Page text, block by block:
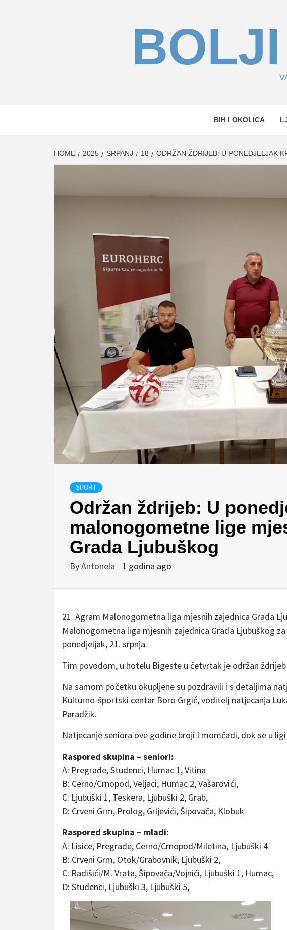
BIH I OKOLICA
HOME 2025 SRPANJ 18 ODRŽAN ŽDRIJEB: U PONEDJELJAK
SPORT
Održan ždrijeb: U
malonogometne lige
Grada Ljubuškog
ByAntonela 1 godina ago
21. Agram Malonogometna liga mjesnih zajednica Grada
Malonogometna liga mjesnih zajednica Grada Ljubuškog
ponedjeljak, 21. srpnja.
Tim povodom, u hotelu Bigeste u četvrtak je održan ždrijeb
Na samom početku okupljene su pozdravili i s detaljima
Kulturno-športski centar Boro Grgić, voditelj natjecanja
Paradžik.
Natjecanje seniora ove godine broji 1momčadi, dok se u
Raspored skupina – seniori:
A: Pregrađe, Studenci, Humac 1, Vitina
B: Cerno/Crnopod, Veljaci, Humac 2, Vašarovići,
C: Ljubuški 1, Teskera, Ljubuški 2, Grab,
D: Crveni Grm, Prolog, Grljevići, Šipovača, Klobuk
Raspored skupina – mladi:
A: Lisice, Pregrađe, Cerno/Crnopod/Miletina, Ljubuški 4
B: Crveni Grm, Otok/Grabovnik, Ljubuški 2,
C: Radišići/M. Vrata, Šipovača/Vojnići, Ljubuški 1, Humac,
D: Studenci, Ljubuški 3, Ljubuški 5,